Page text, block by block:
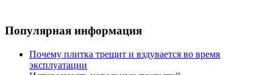
Популярная информация
Почему плитка трещит и вздувается во время
эксплуатации